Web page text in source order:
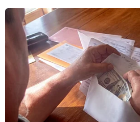
Quân đội Ai Cập và Tây
tập trận chung ở Biển Đỏ
15/02/2021 04:26
Cuộc tập trận góp phần giúp Ai
nghiệm với phía Tây Ban Nha,
cường lợi ích chung và thúc đẩy
hai nước.